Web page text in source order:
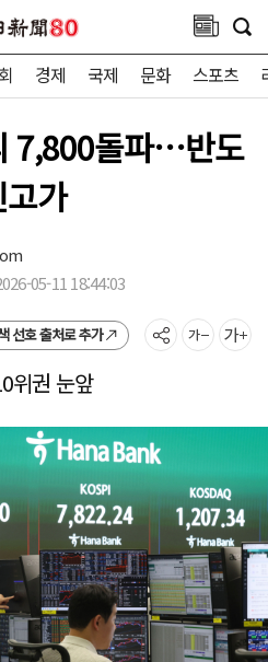
경제 국제 문화 스포츠
7,800돌파…반도
가
05-11 18:44:03
선호 출처로 추가
위권 눈앞